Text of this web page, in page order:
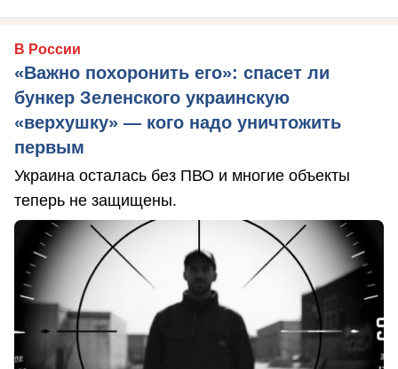
В России
«Важно похоронить его»: спасет ли
бункер Зеленского украинскую
«верхушку» — кого надо уничтожить
первым
Украина осталась без ПВО и многие объекты
теперь не защищены.